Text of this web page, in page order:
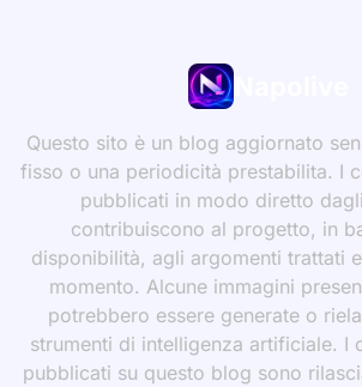
Questo sito è un blog aggiornato
fisso o una periodicità prestabilita. I
pubblicati in modo diretto
contribuiscono al progetto, in
disponibilità, agli argomenti trattati e
momento. Alcune immagini
potrebbero essere generate o
strumenti di intelligenza artificiale. I
pubblicati su questo blog sono